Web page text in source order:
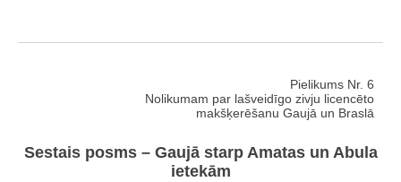
Pielikums Nr. 6
Nolikumam par lašveidīgo zivju licencēto
makšķerēšanu Gaujā un Braslā
Sestais posms – Gaujā starp Amatas un Abula
ietekām